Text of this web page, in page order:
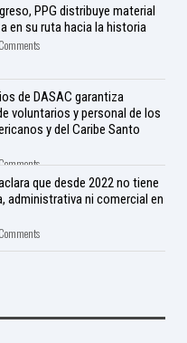
PPG distribuye material
en su ruta hacia la historia
de DASAC garantiza
voluntarios y personal de los
y del Caribe Santo
que desde 2022 no tiene
administrativa ni comercial en